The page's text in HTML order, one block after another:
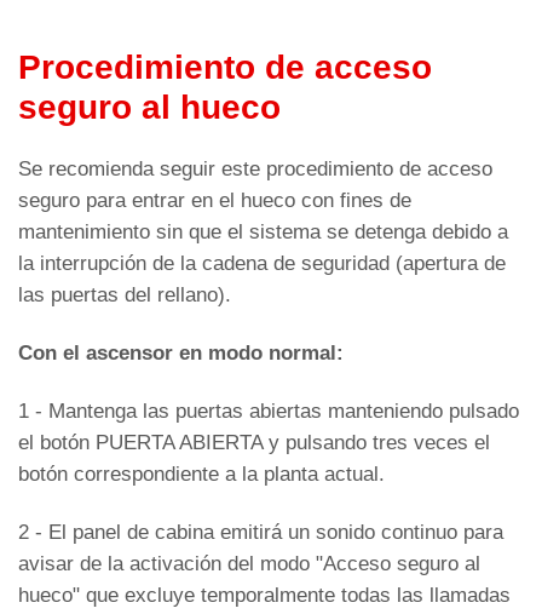
Procedimiento de acceso
seguro al hueco
Se recomienda seguir este procedimiento de acceso
seguro para entrar en el hueco con fines de
mantenimiento sin que el sistema se detenga debido a
la interrupción de la cadena de seguridad (apertura de
las puertas del rellano).
Con el ascensor en modo normal:
1 - Mantenga las puertas abiertas manteniendo pulsado
el botón PUERTA ABIERTA y pulsando tres veces el
botón correspondiente a la planta actual.
2 - El panel de cabina emitirá un sonido continuo para
avisar de la activación del modo "Acceso seguro al
hueco" que excluye temporalmente todas las llamadas